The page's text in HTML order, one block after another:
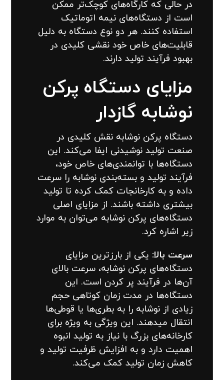
در حالی که کارگاه‌های کوچک‌تر ممکن
است از دستگاه‌های نیمه اتوماتیک
استفاده کنند. هر دو نوع دستگاه به دلیل
قابلیت‌های خاص خود نقشی کلیدی در
بهبود فرآیند تولید دارند.
مزایای دستگاه پرکن
نوشابه گازدار
دستگاه پرکن نوشابه نقش کلیدی در
صنعت تولید نوشیدنی ایفا می‌کند. این
دستگاه‌ها با توانمندی‌های خاص خود،
فرآیند تولید و بسته‌بندی نوشابه را سرعت
داده و به کارخانجات کمک کرده تا تولید
بیشتری داشته باشند. از مزایای اصلی
دستگاه‌های پرکن نوشابه می‌توان به موارد
زیر اشاره کرد.
سرعت بالا: یکی از بارزترین مزایای
دستگاه‌های پرکن نوشابه، سرعت بالای
آن‌ها در فرآیند پر کردن است. این
دستگاه‌ها در مدت زمان کوتاهی حجم
زیادی از نوشابه را به بطری‌ها یا قوطی‌ها
انتقال میدهند. این ویژگی به ویژه برای
کارخانه‌های بزرگ با نیاز به تولید انبوه
اهمیت دارد و به افزایش ظرفیت تولید و
کاهش زمان تولید کمک می‌کند.